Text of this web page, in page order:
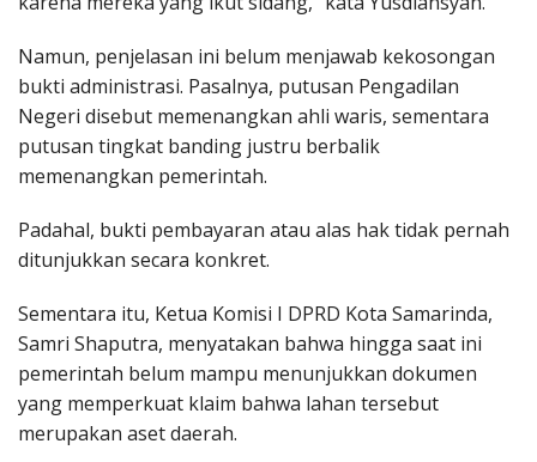
Namun, penjelasan ini belum menjawab kekosongan
bukti administrasi. Pasalnya, putusan Pengadilan
Negeri disebut memenangkan ahli waris, sementara
putusan tingkat banding justru berbalik
memenangkan pemerintah.
Padahal, bukti pembayaran atau alas hak tidak pernah
ditunjukkan secara konkret.
Sementara itu, Ketua Komisi I DPRD Kota Samarinda,
Samri Shaputra, menyatakan bahwa hingga saat ini
pemerintah belum mampu menunjukkan dokumen
yang memperkuat klaim bahwa lahan tersebut
merupakan aset daerah.